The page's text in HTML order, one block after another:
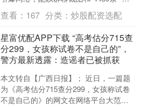
费4万余元”等骇人数据，迅速引发公众担
忧。然....
查看： 167 分类：炒股配资选配
星富优配APP下载 “高考估分715查
分299，女孩称试卷不是自己的”，
警方最新透露：造谣者已被抓获
本文转自【广西日报】； 近日，一篇题
为《高考估分715查分299，女孩称试卷
不是自己的》的网文在网络平台大范围